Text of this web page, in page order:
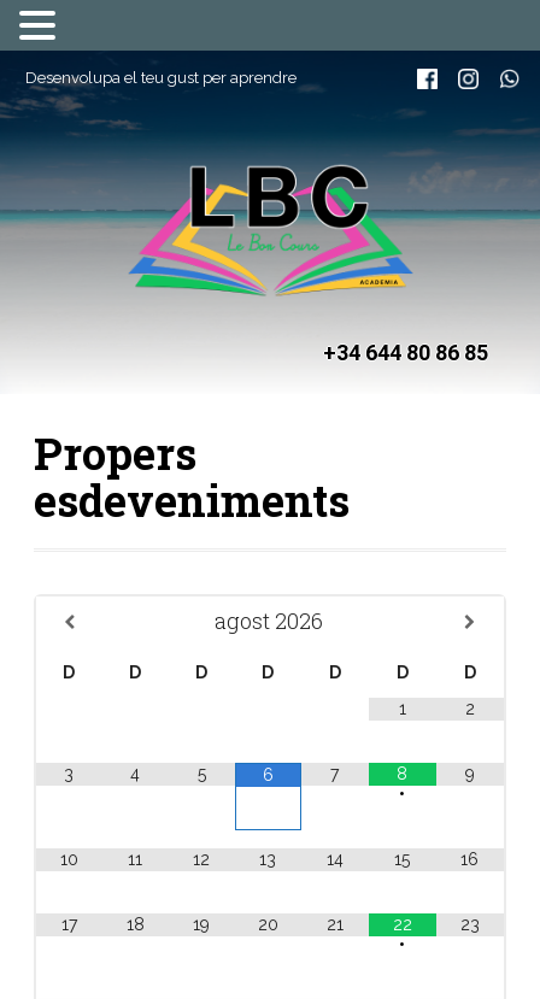
Desenvolupa el teu gust per aprendre
+34 644 80 86 85
Propers
esdeveniments
agost 2026
D D D D D D
D
1
2
3 4 5 6 7
8
•
9
10 11 12 13 14 15 16
17 18 19 20 21
22
•
23